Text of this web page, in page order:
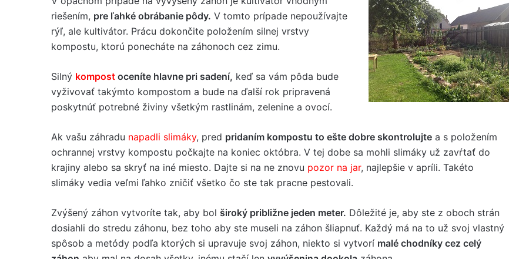
riešením, pre ľahké obrábanie pôdy. V tomto prípade nepoužívajte
rýľ, ale kultivátor. Prácu dokončite položením silnej vrstvy
kompostu, ktorú ponecháte na záhonoch cez zimu.
Silný kompost oceníte hlavne pri sadení, keď sa vám pôda bude
vyživovať takýmto kompostom a bude na ďalší rok pripravená
poskytnúť potrebné živiny všetkým rastlinám, zelenine a ovocí.
Ak vašu záhradu napadli slimáky, pred pridaním kompostu to ešte dobre skontrolujte a s položením
ochrannej vrstvy kompostu počkajte na koniec októbra. V tej dobe sa mohli slimáky už zavŕtať do
krajiny alebo sa skryť na iné miesto. Dajte si na ne znovu pozor na jar, najlepšie v apríli. Takéto
slimáky vedia veľmi ľahko zničiť všetko čo ste tak pracne pestovali.
Zvýšený záhon vytvoríte tak, aby bol široký približne jeden meter. Dôležité je, aby ste z oboch strán
dosiahli do stredu záhonu, bez toho aby ste museli na záhon šliapnuť. Každý má na to už svoj vlastný
spôsob a metódy podľa ktorých si upravuje svoj záhon, niekto si vytvorí malé chodníky cez celý